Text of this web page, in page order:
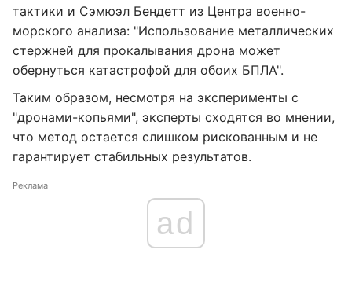
тактики и Сэмюэл Бендетт из Центра военно-
морского анализа: "Использование металлических
стержней для прокалывания дрона может
обернуться катастрофой для обоих БПЛА".
Таким образом, несмотря на эксперименты с
"дронами-копьями", эксперты сходятся во мнении,
что метод остается слишком рискованным и не
гарантирует стабильных результатов.
Реклама
ad